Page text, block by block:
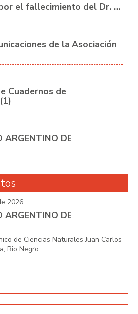
el fallecimiento del Dr. …
de la Asociación
Cuadernos de
ARGENTINO DE
2026
ARGENTINO DE
de Ciencias Naturales Juan Carlos
Rio Negro